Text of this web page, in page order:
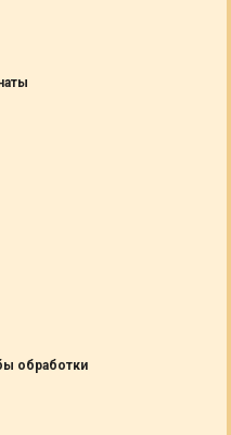
обработки